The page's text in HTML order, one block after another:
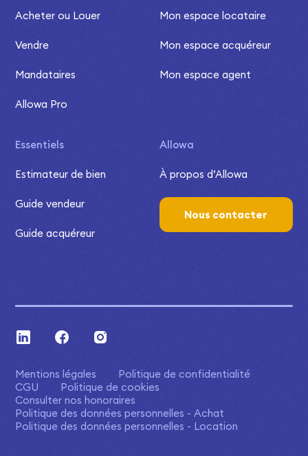
Acheter ou Louer
Vendre
Mandataires
Allowa Pro
Mon espace locataire
Mon espace acquéreur
Mon espace agent
Essentiels
Estimateur de bien
Guide vendeur
Guide acquéreur
Allowa
À propos d’Allowa
Nous contacter
Mentions légales
Politique de confidentialité
CGU
Politique de cookies
Consulter nos honoraires
Politique des données personnelles - Achat
Politique des données personnelles - Location